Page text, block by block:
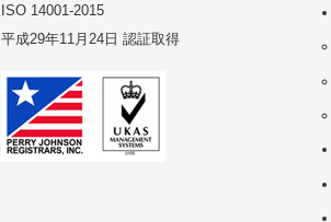
ISO 14001-2015
平成29年11月24日 認証取得